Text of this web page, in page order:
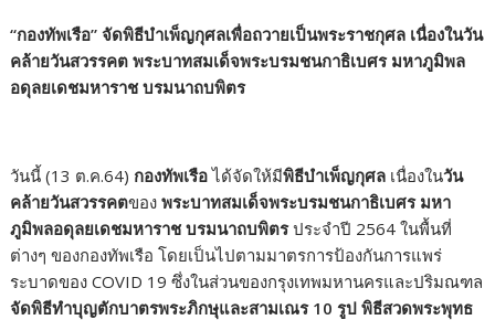
“กองทัพเรือ” จัดพิธีบำเพ็ญกุศลเพื่อถวายเป็นพระราชกุศล เนื่องในวัน
คล้ายวันสวรรคต พระบาทสมเด็จพระบรมชนกาธิเบศร มหาภูมิพล
อดุลยเดชมหาราช บรมนาถบพิตร
วันนี้ (13 ต.ค.64) กองทัพเรือได้จัดให้มีพิธีบำเพ็ญกุศล เนื่องในวัน
คล้ายวันสวรรคตของพระบาทสมเด็จพระบรมชนกาธิเบศร มหา
ภูมิพลอดุลยเดชมหาราช บรมนาถบพิตรประจำปี 2564 ในพื้นที่
ต่างๆ ของกองทัพเรือ โดยเป็นไปตามมาตรการป้องกันการแพร่
ระบาดของCOVID 19 ซึ่งในส่วนของกรุงเทพมหานครและปริมณฑล
จัดพิธีทำบุญตักบาตรพระภิกษุและสามเณร 10 รูป พิธีสวดพระพุทธ